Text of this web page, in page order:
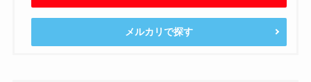
メルカリで探す